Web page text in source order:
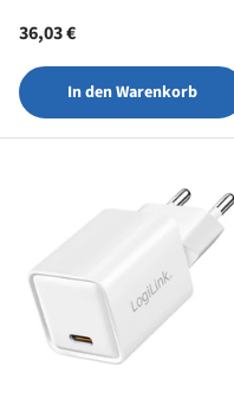
Normaler Preis
36,03 €
In den Warenkorb